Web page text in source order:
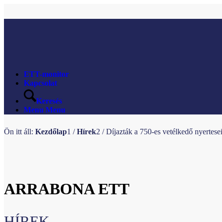
ETT-monitor
Kapcsolat
Keresés
Menu Menu
Ön itt áll: Kezdőlap1 / Hírek2 / Díjazták a 750-es vetélkedő
ARRABONA ETT